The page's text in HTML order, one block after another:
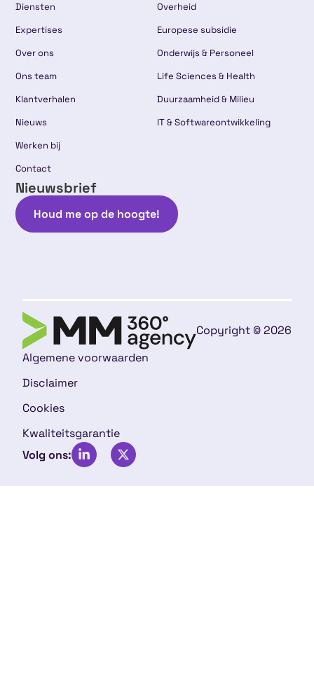
Diensten
Expertises
Over ons
Ons team
Klantverhalen
Nieuws
Werken bij
Contact
Overheid
Europese subsidie
Onderwijs & Personeel
Life Sciences & Health
Duurzaamheid & Milieu
IT & Softwareontwikkeling
Nieuwsbrief
Houd me op de hoogte!
Copyright © 2026
Algemene voorwaarden
Disclaimer
Cookies
Kwaliteitsgarantie
Volg ons: